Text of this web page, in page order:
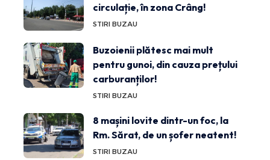
circulație, în zona Crâng!
STIRI BUZAU
Buzoienii plătesc mai mult
pentru gunoi, din cauza prețului
carburanților!
STIRI BUZAU
8 mașini lovite dintr-un foc, la
Rm. Sărat, de un șofer neatent!
STIRI BUZAU